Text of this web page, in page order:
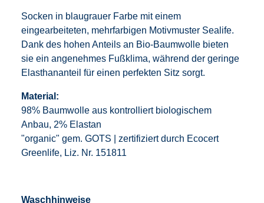
Socken in blaugrauer Farbe mit einem
eingearbeiteten, mehrfarbigen Motivmuster Sealife.
Dank des hohen Anteils an Bio-Baumwolle bieten
sie ein angenehmes Fußklima, während der geringe
Elasthananteil für einen perfekten Sitz sorgt.
Material:
98% Baumwolle aus kontrolliert biologischem
Anbau, 2% Elastan
"organic" gem. GOTS | zertifiziert durch Ecocert
Greenlife, Liz. Nr. 151811
Waschhinweise